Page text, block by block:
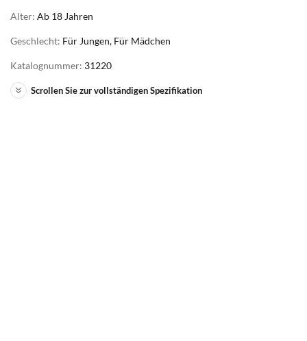
Alter: Ab 18 Jahren
Geschlecht: Für Jungen, Für Mädchen
Katalognummer: 31220
Scrollen Sie zur vollständigen Spezifikation